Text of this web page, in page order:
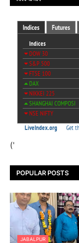
('
POPULAR POSTS
JABALPUR